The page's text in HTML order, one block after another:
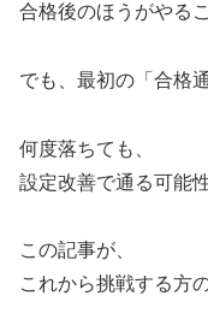
合格後のほうがやる
でも、最初の「合格
何度落ちても、
設定改善で通る可能
この記事が、
これから挑戦する方